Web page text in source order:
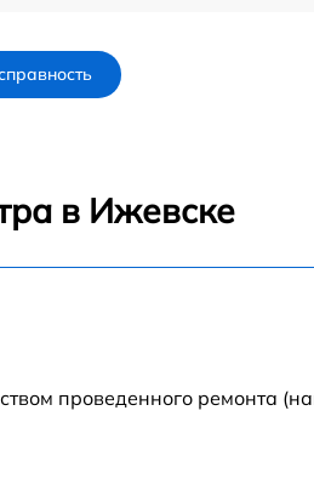
в Ижевске
проведенного ремонта